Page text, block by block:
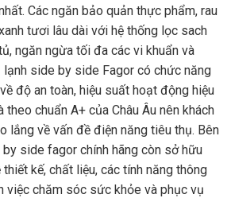
Các ngăn bảo quản thực phẩm, rau
tươi lâu dài với hệ thống lọc sach
ngăn ngừa tối đa các vi khuẩn và
lạnh side by side Fagor có chức năng
độ an toàn, hiệu suất hoạt động hiệu
theo chuẩn A+ của Châu Âu nên khách
lắng về vấn đề điện năng tiêu thụ. Bên
side fagor chính hãng còn sở hữu
kế, chất liệu, các tính năng thông
việc chăm sóc sức khỏe và phục vụ